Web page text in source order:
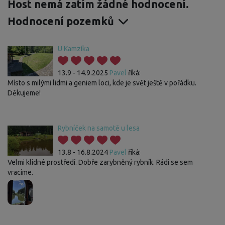
Host nemá zatím žádné hodnocení.
Hodnocení pozemků
U Kamzíka
13.9 - 14.9.2025 Pavel říká:
Místo s milými lidmi a geniem loci, kde je svět ještě v pořádku.
Děkujeme!
Rybníček na samotě u lesa
13.8 - 16.8.2024 Pavel říká:
Velmi klidné prostředí. Dobře zarybněný rybník. Rádi se sem
vracíme.